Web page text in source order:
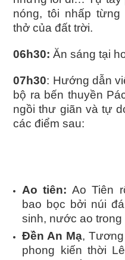
nóng, tôi nhấp
thở của đất trời.
06h30: Ăn sáng tại
07h30: Hướng dẫn
bộ ra bến thuyền
ngồi thư giãn và tự
các điểm sau:
Ao tiên:Ao Tiên
bao bọc bởi núi
sinh, nước ao trong
Đền An Mạ,
phong kiến thời